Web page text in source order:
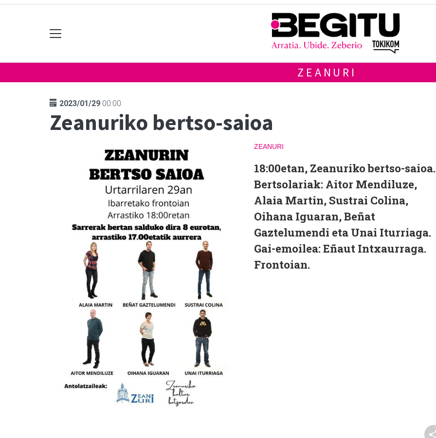
ZEANURI
2023/01/29 00:00
Zeanuriko bertso-saioa
ZEANURI
18:00etan, Zeanuriko bertso-saioa.
Bertsolariak: Aitor Mendiluze,
Alaia Martin, Sustrai Colina,
Oihana Iguaran, Beñat
Gaztelumendi eta Unai Iturriaga.
Gai-emoilea: Eñaut Intxaurraga.
Frontoian.